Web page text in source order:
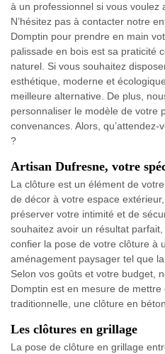
à un professionnel si vous voulez
N’hésitez pas à contacter notre
Domptin pour prendre en main
palissade en bois est sa praticité
naturel. Si vous souhaitez
esthétique, moderne et
meilleure alternative. De plus,
personnaliser le modèle de votre
convenances. Alors,
?
Artisan Dufresne, votre
La clôture est un élément de
de décor à votre espace
préserver votre intimité et de
souhaitez avoir un résultat
confier la pose de votre clôture à
aménagement paysager tel que
Selon vos goûts et votre budget,
Domptin est en mesure de
traditionnelle, une clôture en
Les clôtures en grillage
La pose de clôture en grillage